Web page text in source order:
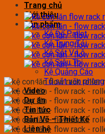
Trang chủ
Giới thiệu
Sản phẩm
Kệ Để Pallet
Kệ Trung Tải
Kệ Sắt V Lỗ
Kệ Siêu Thị
Kệ Quảng Cáo
Tủ sắt văn phòng
Video
Dự án
Tin tức
Bản Vẽ – Thiết Kế
Liên hệ